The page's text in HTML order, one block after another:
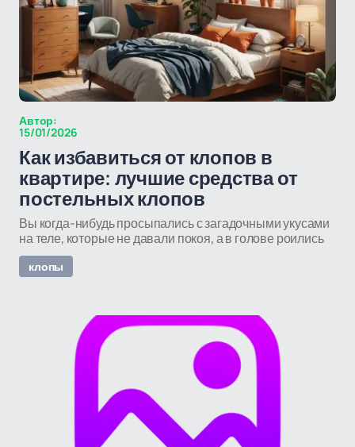
Автор:
15/01/2026
Как избавиться от клопов в
квартире: лучшие средства от
постельных клопов
Вы когда-нибудь просыпались с загадочными укусами
на теле, которые не давали покоя, а в голове роились
клопы